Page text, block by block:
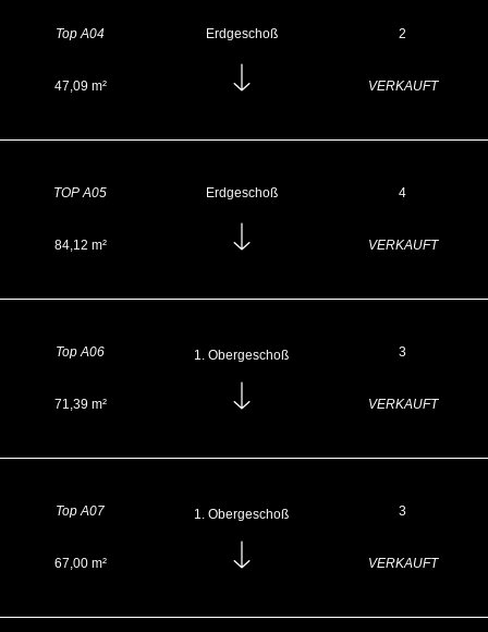
Top A04 Erdgeschoß 2
47,09 m² VERKAUFT
TOP A05 Erdgeschoß 4
84,12 m² VERKAUFT
Top A06 Obergeschoß 3
71,39 m² VERKAUFT
Top A07 Obergeschoß 3
67,00 m² VERKAUFT